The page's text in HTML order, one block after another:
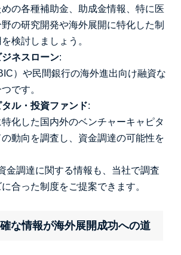
の各種補助金、助成金情報、特に医
の研究開発や海外展開に特化した制
検討しましょう。
ネスローン:
）や民間銀行の海外進出向け融資な
です。
ル・投資ファンド:
化した国内外のベンチャーキャピタ
動向を調査し、資金調達の可能性を
金調達に関する情報も、当社で調査
合った制度をご提案できます。
な情報が海外展開成功への道